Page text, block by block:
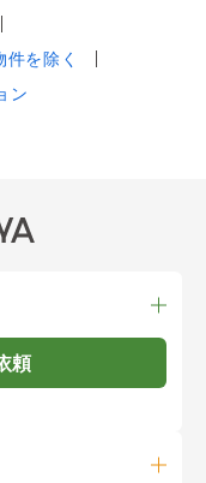
件を除く
ン
頼